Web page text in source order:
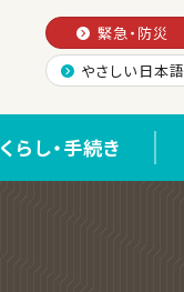
緊急・防災
やさしい日本語
くらし・手続き